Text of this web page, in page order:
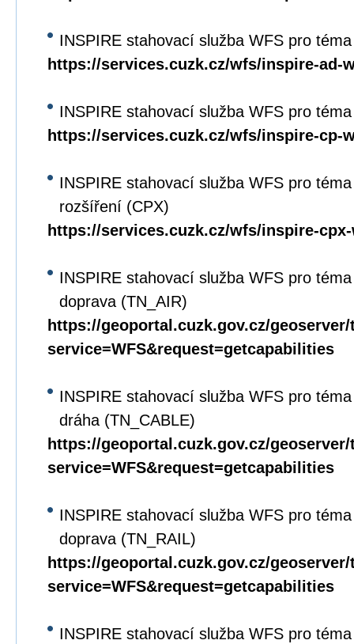
INSPIRE stahovací služba WFS pro
https://services.cuzk.cz/wfs/inspire-ad-
INSPIRE stahovací služba WFS pro
https://services.cuzk.cz/wfs/inspire-cp-
INSPIRE stahovací služba WFS pro
rozšíření (CPX)
https://services.cuzk.cz/wfs/inspire-
INSPIRE stahovací služba WFS pro
doprava (TN_AIR)
https://geoportal.cuzk.gov.cz/
service=WFS&request=getcapabilities
INSPIRE stahovací služba WFS pro
dráha (TN_CABLE)
https://geoportal.cuzk.gov.cz/
service=WFS&request=getcapabilities
INSPIRE stahovací služba WFS pro
doprava (TN_RAIL)
https://geoportal.cuzk.gov.cz/
service=WFS&request=getcapabilities
INSPIRE stahovací služba WFS pro